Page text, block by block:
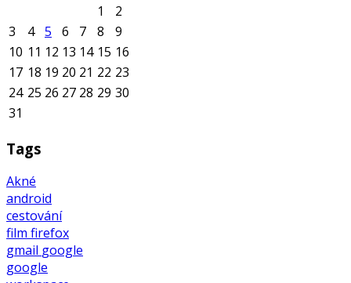
1
2
3
4 5 6 7 8
9
10 11 12 13 14 15 16
17 18 19 20 21 22 23
24 25 26 27 28 29 30
31
Tags
Akné
android
cestování
film firefox
gmail google
google